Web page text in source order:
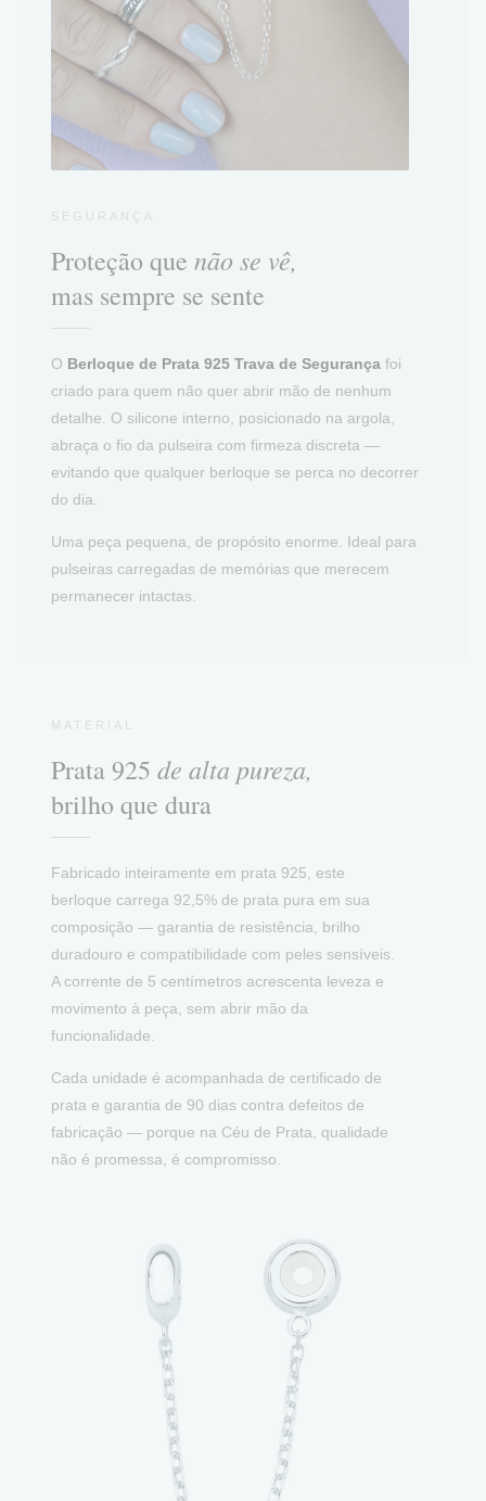
SEGURANÇA
Proteção que não se vê,
mas sempre se sente
O Berloque de Prata 925 Trava de Segurança foi
criado para quem não quer abrir mão de nenhum
detalhe. O silicone interno, posicionado na argola,
abraça o fio da pulseira com firmeza discreta —
evitando que qualquer berloque se perca no decorrer
do dia.
Uma peça pequena, de propósito enorme. Ideal para
pulseiras carregadas de memórias que merecem
permanecer intactas.
MATERIAL
Prata 925 de alta pureza,
brilho que dura
Fabricado inteiramente em prata 925, este
berloque carrega 92,5% de prata pura em sua
composição — garantia de resistência, brilho
duradouro e compatibilidade com peles sensíveis.
A corrente de 5 centímetros acrescenta leveza e
movimento à peça, sem abrir mão da
funcionalidade.
Cada unidade é acompanhada de certificado de
prata e garantia de 90 dias contra defeitos de
fabricação — porque na Céu de Prata, qualidade
não é promessa, é compromisso.